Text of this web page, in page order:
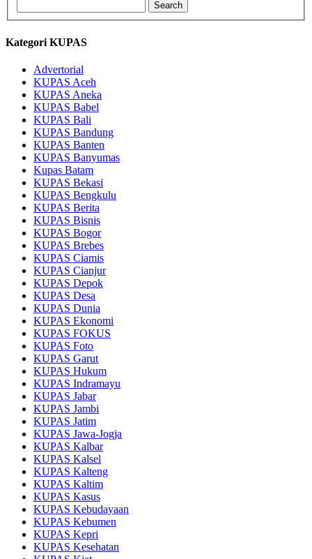
Kategori KUPAS
Advertorial
KUPAS Aceh
KUPAS Aneka
KUPAS Babel
KUPAS Bali
KUPAS Bandung
KUPAS Banten
KUPAS Banyumas
Kupas Batam
KUPAS Bekasi
KUPAS Bengkulu
KUPAS Berita
KUPAS Bisnis
KUPAS Bogor
KUPAS Brebes
KUPAS Ciamis
KUPAS Cianjur
KUPAS Depok
KUPAS Desa
KUPAS Dunia
KUPAS Ekonomi
KUPAS FOKUS
KUPAS Foto
KUPAS Garut
KUPAS Hukum
KUPAS Indramayu
KUPAS Jabar
KUPAS Jambi
KUPAS Jatim
KUPAS Jawa-Jogja
KUPAS Kalbar
KUPAS Kalsel
KUPAS Kalteng
KUPAS Kaltim
KUPAS Kasus
KUPAS Kebudayaan
KUPAS Kebumen
KUPAS Kepri
KUPAS Kesehatan